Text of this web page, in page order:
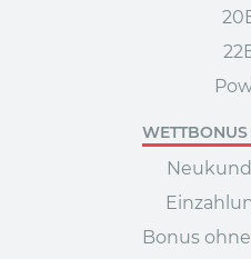
WETTBONUS
Bonus